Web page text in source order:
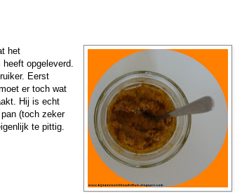
het
opgeleverd.
Eerst
er toch wat
Hij is echt
(toch zeker
te pittig.